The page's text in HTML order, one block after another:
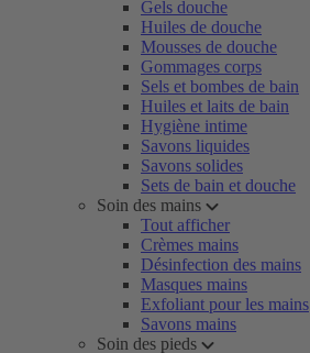
Gels douche
Huiles de douche
Mousses de douche
Gommages corps
Sels et bombes de bain
Huiles et laits de bain
Hygiène intime
Savons liquides
Savons solides
Sets de bain et douche
Soin des mains
Tout afficher
Crèmes mains
Désinfection des mains
Masques mains
Exfoliant pour les mains
Savons mains
Soin des pieds